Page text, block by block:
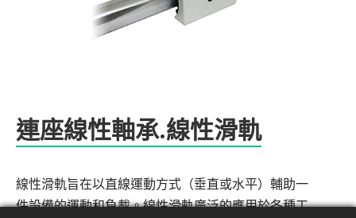
連座線性軸承.線性滑軌
線性滑軌旨在以直線運動方式（垂直或水平）輔助一
件設備的運動和負載。線性滑軌廣泛的應用於各種工